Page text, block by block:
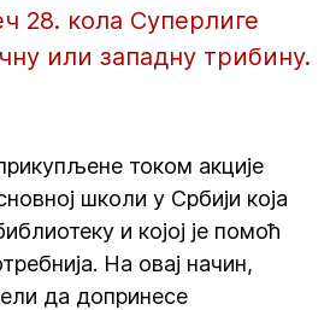
28. кола Суперлиге
или западну трибину.
током акције
школи у Србији која
и којој је помоћ
На овај начин,
да допринесе